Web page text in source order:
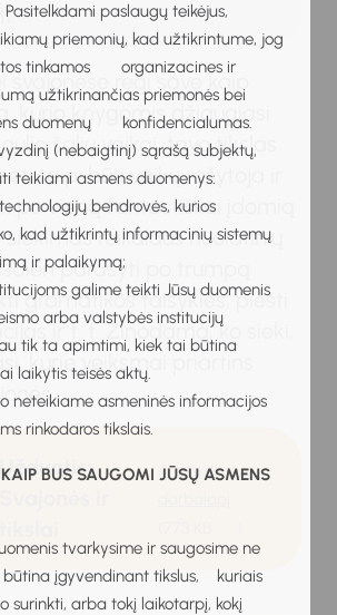
Pasitelkdami paslaugų teikėjus,
priemonių, kad užtikrintume, jog
tinkamos organizacines ir
užtikrinančias priemonės bei
duomenų konfidencialumas.
(nebaigtinį) sąrašą subjektų,
teikiami asmens duomenys:
bendrovės, kurios
kad užtikrintų informacinių sistemų
ir palaikymą;
galime teikti Jūsų duomenis
arba valstybės institucijų
tik ta apimtimi, kiek tai būtina
laikytis teisės aktų.
neteikiame asmeninės informacijos
rinkodaros tikslais.
BUS SAUGOMI JŪSŲ ASMENS
tvarkysime ir saugosime ne
būtina įgyvendinant tikslus, kuriais
surinkti, arba tokį laikotarpį, kokį
svajonėse regi save kaip
kurio knygomis džiaugiasi
šalių vaikai, tavo tikslas
taip: būti vaikų rašytoja ir
po vieną fantastiškai įdomią
siekimas reikalaus nuolatinių
parašyti po trumpą
gramatikos taisykles, piešti
ir t. t. Žinodama, ko sieki,
kurie veiksmai priartins
Užduotis:
Atsisiųsti